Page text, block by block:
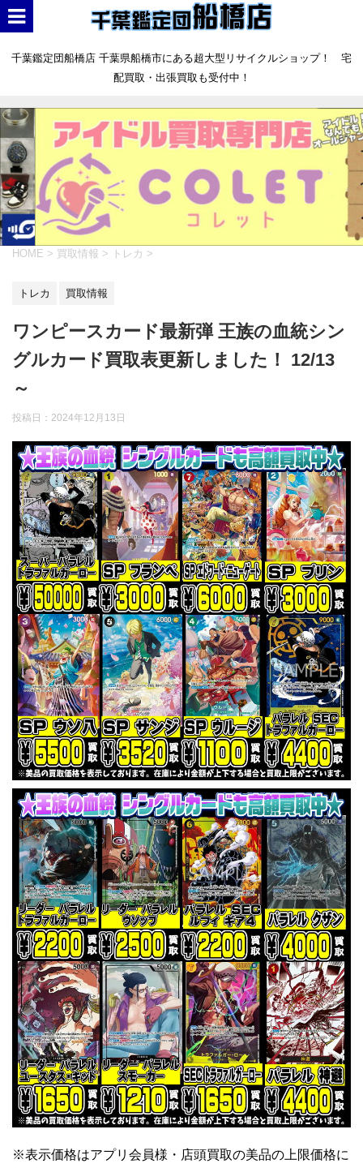
千葉鑑定団船橋店 千葉県船橋市にある超大型リサイクルショップ！ 宅
配買取・出張買取も受付中！
HOME > 買取情報 > トレカ >
トレカ 買取情報
ワンピースカード最新弾 王族の血統シン
グルカード買取表更新しました！ 12/13
～
投稿日： 2024年12月13日
※表示価格はアプリ会員様・店頭買取の美品の上限価格に